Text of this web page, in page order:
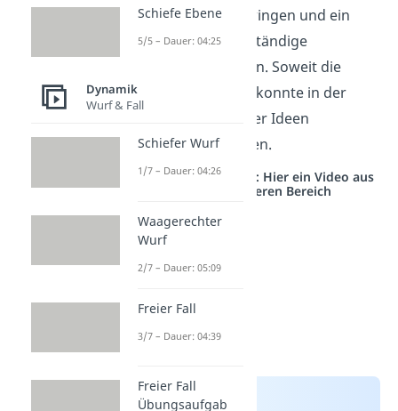
hin und her schwingen und ein
Magnetsoll für ständige
Bewegung sorgen. Soweit die
Theorie – jedoch konnte in der
Praxis keine dieser Ideen
umgesetzt werden.
Studyflix vernetzt: Hier ein Video aus
einem anderen Bereich
Schiefe Ebene
5/5 – Dauer: 04:25
Dynamik
Wurf & Fall
Schiefer Wurf
1/7 – Dauer: 04:26
Waagerechter
Wurf
2/7 – Dauer: 05:09
Freier Fall
3/7 – Dauer: 04:39
Freier Fall
Übungsaufgab